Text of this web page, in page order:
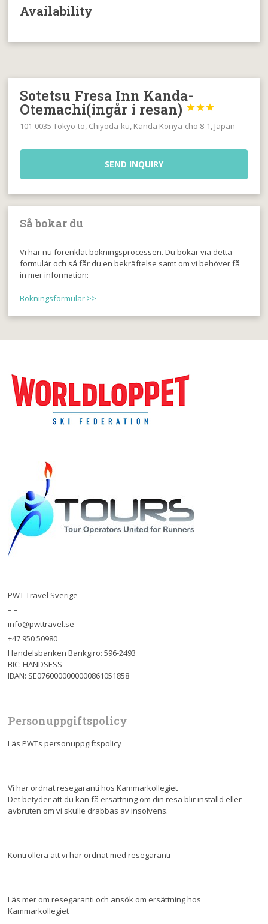
Availability
Sotetsu Fresa Inn Kanda-
Otemachi(ingår i resan) 


101-0035 Tokyo-to, Chiyoda-ku, Kanda Konya-cho 8-1, Japan
SEND INQUIRY
Så bokar du
Vi har nu förenklat bokningsprocessen. Du bokar via detta
formulär och så får du en bekräftelse samt om vi behöver få
in mer information:
Bokningsformulär >>
PWT Travel Sverige
– –
info@pwttravel.se
+47 950 50980
Handelsbanken Bankgiro: 596-2493
BIC: HANDSESS
IBAN: SE0760000000000861051858
Personuppgiftspolicy
Läs PWTs personuppgiftspolicy
Vi har ordnat resegaranti hos Kammarkollegiet
Det betyder att du kan få ersättning om din resa blir inställd eller
avbruten om vi skulle drabbas av insolvens.
Kontrollera att vi har ordnat med resegaranti
Läs mer om resegaranti och ansök om ersättning hos
Kammarkollegiet